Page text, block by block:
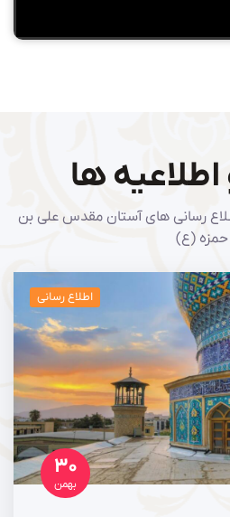
ها
رسانی های آستان مقدس علی بن
حمزه (ع)
۳۰
بهمن
اطلاع رسانی